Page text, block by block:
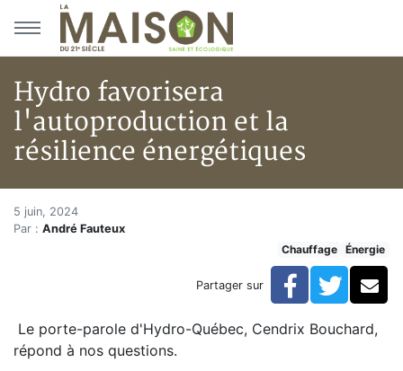
Aller au menu principal
Aller au contenu principal
Hydro favorisera
l'autoproduction et la
résilience énergétiques
Accueil
Articles
Hydro favorisera l'autoproduction et la résilience
Hydro favorisera
5 juin, 2024
Par : André Fauteux
Chauffage
Énergie
Partager sur Facebook
Le porte-parole d'Hydro-Québec, Cendrix Bouchard,
répond à nos questions.